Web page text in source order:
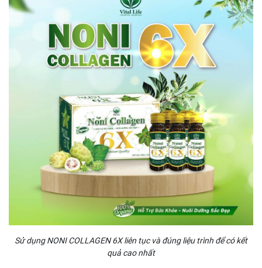
Sử dụng NONI COLLAGEN 6X liên tục và đúng liệu trình để có kết
quả cao nhất